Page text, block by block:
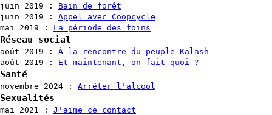
juin 2019
:
Bain de forêt
juin 2019
:
Appel avec Coopcycle
mai 2019
: La période des foins
Réseau social
août 2019 :
À la rencontre du peuple Kalash
août 2019
: Et maintenant, on fait quoi ?
Santé
novembre 2024 : Arrêter l'alcool
Sexualités
mai 2021 : J'aime ce contact